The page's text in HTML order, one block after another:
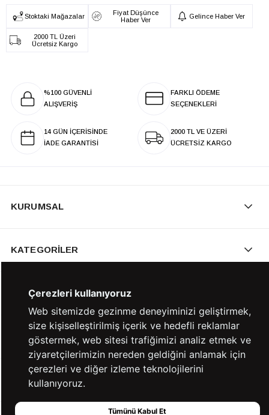
Stoktaki Mağazalar
Fiyat Düşünce
Haber Ver
Gelince Haber Ver
2000 TL Üzeri
Ücretsiz Kargo
%100 GÜVENLİ
ALIŞVERİŞ
FARKLI ÖDEME
SEÇENEKLERİ
14 GÜN İÇERİSİNDE
İADE GARANTİSİ
2000 TL VE ÜZERİ
ÜCRETSİZ KARGO
KURUMSAL
KATEGORİLER
YARDIM
BİZE ULAŞIN
HIZLI ERİŞİM
Çerezleri kullanıyoruz
Web sitemizde gezinme deneyiminizi geliştirmek,
size kişiselleştirilmiş içerik ve hedefli reklamlar
göstermek, web sitesi trafiğimizi analiz etmek ve
ziyaretçilerimizin nereden geldiğini anlamak için
çerezleri ve diğer izleme teknolojilerini
kullanıyoruz.
Tümünü Kabul Et